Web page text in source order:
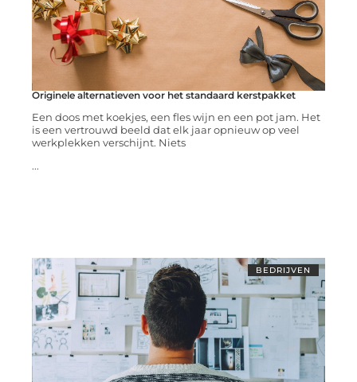
Originele alternatieven voor het standaard kerstpakket
Een doos met koekjes, een fles wijn en een pot jam. Het
is een vertrouwd beeld dat elk jaar opnieuw op veel
werkplekken verschijnt. Niets
...
BEDRIJVEN